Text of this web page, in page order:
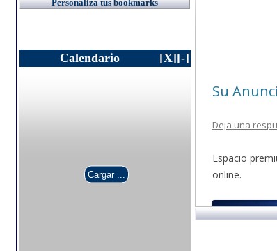
Personaliza tus bookmarks
Calendario [-]
[X]